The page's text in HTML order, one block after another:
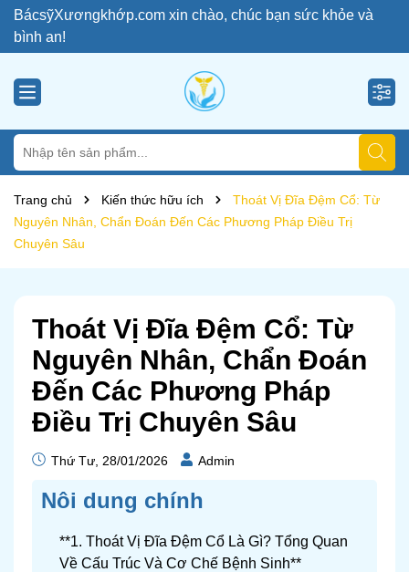
BácsỹXươngkhớp.com xin chào, chúc bạn sức khỏe và
bình an!
Trang chủ Kiến thức hữu ích
Thoát Vị Đĩa Đệm Cổ: Từ
Nguyên Nhân, Chẩn Đoán Đến Các Phương Pháp Điều Trị
Chuyên Sâu
Thoát Vị Đĩa Đệm Cổ: Từ
Nguyên Nhân, Chẩn Đoán
Đến Các Phương Pháp
Điều Trị Chuyên Sâu
Thứ Tư, 28/01/2026 Admin
Nôi dung chính
**1. Thoát Vị Đĩa Đệm Cổ Là Gì? Tổng Quan
Về Cấu Trúc Và Cơ Chế Bệnh Sinh**